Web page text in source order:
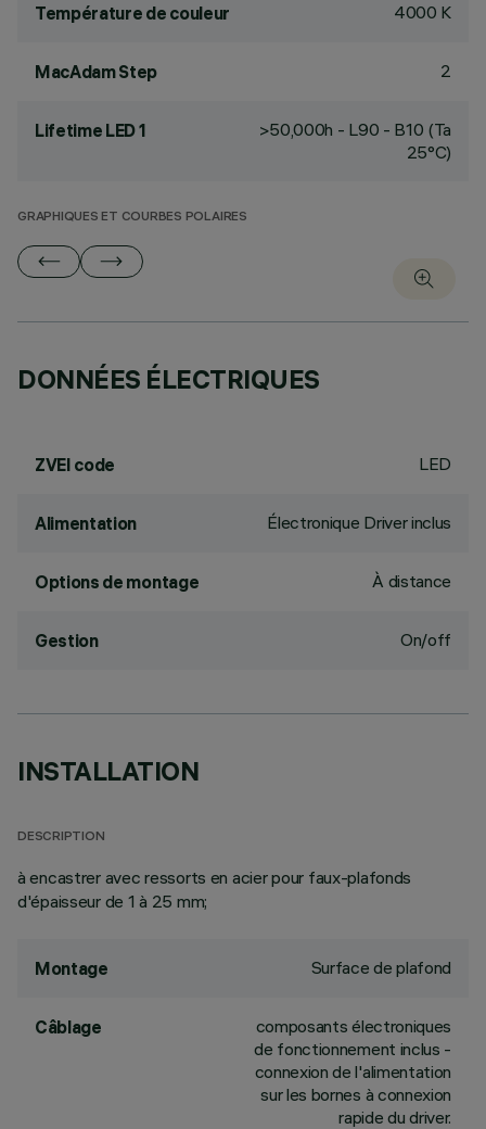
Température de couleur 4000 K
MacAdam Step 2
Lifetime LED 1
>50,000h - L90 - B10 (Ta
25°C)
GRAPHIQUES ET COURBES POLAIRES
DONNÉES ÉLECTRIQUES
ZVEI code LED
Alimentation Électronique Driver inclus
Options de montage À distance
Gestion On/off
INSTALLATION
DESCRIPTION
à encastrer avec ressorts en acier pour faux-plafonds
d'épaisseur de 1 à 25 mm;
Montage Surface de plafond
Câblage
composants électroniques
de fonctionnement inclus -
connexion de l'alimentation
sur les bornes à connexion
rapide du driver.